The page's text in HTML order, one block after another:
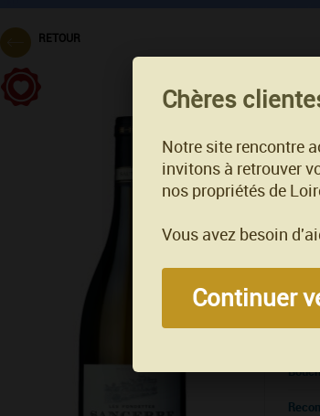
RETOUR
Chères
Notre site rencontre
invitons à retrouver
nos propriétés de
Vous avez besoin
Continuer